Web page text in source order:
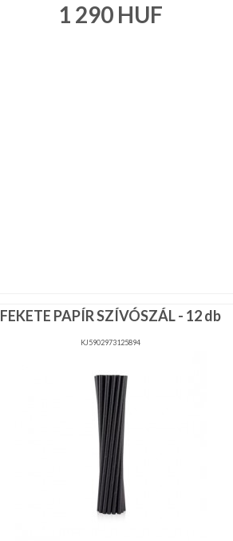
1 290 HUF
FEKETE PAPÍR SZÍVÓSZÁL - 12 db
KJ5902973125894